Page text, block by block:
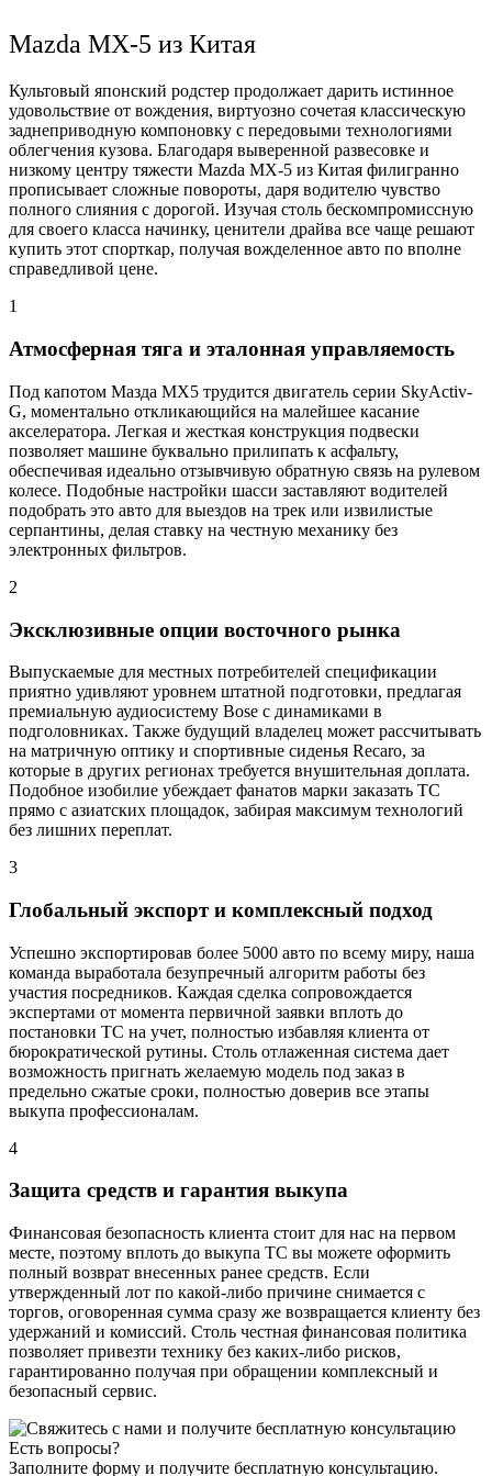
Mazda MX-5 из Китая
Культовый японский родстер продолжает дарить истинное
удовольствие от вождения, виртуозно сочетая классическую
заднеприводную компоновку с передовыми технологиями
облегчения кузова. Благодаря выверенной развесовке и
низкому центру тяжести Mazda MX-5 из Китая филигранно
прописывает сложные повороты, даря водителю чувство
полного слияния с дорогой. Изучая столь бескомпромиссную
для своего класса начинку, ценители драйва все чаще решают
купить этот спорткар, получая вожделенное авто по вполне
справедливой цене.
1
Атмосферная тяга и эталонная управляемость
Под капотом Мазда МХ5 трудится двигатель серии SkyActiv-
G, моментально откликающийся на малейшее касание
акселератора. Легкая и жесткая конструкция подвески
позволяет машине буквально прилипать к асфальту,
обеспечивая идеально отзывчивую обратную связь на рулевом
колесе. Подобные настройки шасси заставляют водителей
подобрать это авто для выездов на трек или извилистые
серпантины, делая ставку на честную механику без
электронных фильтров.
2
Эксклюзивные опции восточного рынка
Выпускаемые для местных потребителей спецификации
приятно удивляют уровнем штатной подготовки, предлагая
премиальную аудиосистему Bose с динамиками в
подголовниках. Также будущий владелец может рассчитывать
на матричную оптику и спортивные сиденья Recaro, за
которые в других регионах требуется внушительная доплата.
Подобное изобилие убеждает фанатов марки заказать ТС
прямо с азиатских площадок, забирая максимум технологий
без лишних переплат.
3
Глобальный экспорт и комплексный подход
Успешно экспортировав более 5000 авто по всему миру, наша
команда выработала безупречный алгоритм работы без
участия посредников. Каждая сделка сопровождается
экспертами от момента первичной заявки вплоть до
постановки ТС на учет, полностью избавляя клиента от
бюрократической рутины. Столь отлаженная система дает
возможность пригнать желаемую модель под заказ в
предельно сжатые сроки, полностью доверив все этапы
выкупа профессионалам.
4
Защита средств и гарантия выкупа
Финансовая безопасность клиента стоит для нас на первом
месте, поэтому вплоть до выкупа ТС вы можете оформить
полный возврат внесенных ранее средств. Если
утвержденный лот по какой-либо причине снимается с
торгов, оговоренная сумма сразу же возвращается клиенту без
удержаний и комиссий. Столь честная финансовая политика
позволяет привезти технику без каких-либо рисков,
гарантированно получая при обращении комплексный и
безопасный сервис.
Есть вопросы?
Заполните форму и получите бесплатную консультацию.